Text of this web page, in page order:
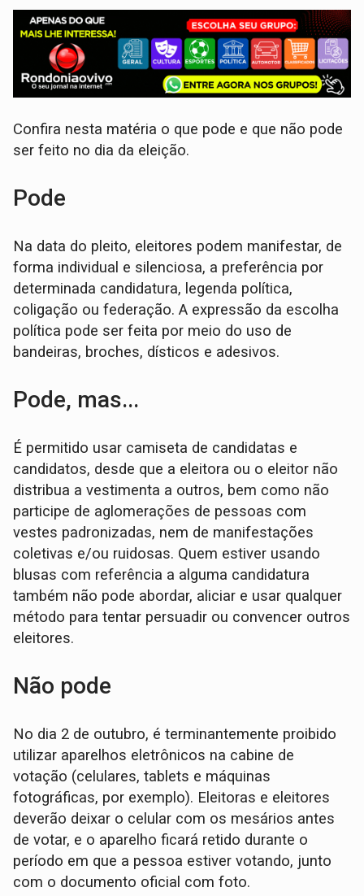
Confira nesta matéria o que pode e que não pode
ser feito no dia da eleição.
Pode
Na data do pleito, eleitores podem manifestar, de
forma individual e silenciosa, a preferência por
determinada candidatura, legenda política,
coligação ou federação. A expressão da escolha
política pode ser feita por meio do uso de
bandeiras, broches, dísticos e adesivos.
Pode, mas...
É permitido usar camiseta de candidatas e
candidatos, desde que a eleitora ou o eleitor não
distribua a vestimenta a outros, bem como não
participe de aglomerações de pessoas com
vestes padronizadas, nem de manifestações
coletivas e/ou ruidosas. Quem estiver usando
blusas com referência a alguma candidatura
também não pode abordar, aliciar e usar qualquer
método para tentar persuadir ou convencer outros
eleitores.
Não pode
No dia 2 de outubro, é terminantemente proibido
utilizar aparelhos eletrônicos na cabine de
votação (celulares, tablets e máquinas
fotográficas, por exemplo). Eleitoras e eleitores
deverão deixar o celular com os mesários antes
de votar, e o aparelho ficará retido durante o
período em que a pessoa estiver votando, junto
com o documento oficial com foto.